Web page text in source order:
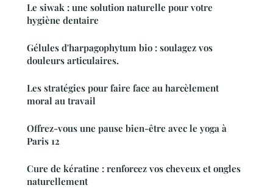
Le siwak : une solution naturelle pour votre
hygiène dentaire
Gélules d'harpagophytum bio : soulagez vos
douleurs articulaires.
Les stratégies pour faire face au harcèlement
moral au travail
Offrez-vous une pause bien-être avec le yoga à
Paris 12
Cure de kératine : renforcez vos cheveux et ongles
naturellement